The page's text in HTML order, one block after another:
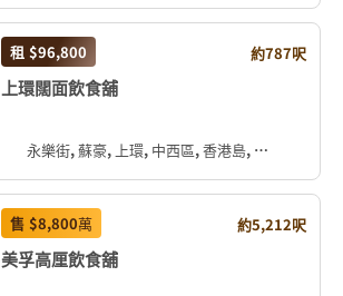
租 $96,800 約787呎
上環闊面飲食舖
永樂街, 蘇豪, 上環, 中西區, 香港島, 香港, 中国
售 $8,800萬 約5,212呎
美孚高厘飲食舖